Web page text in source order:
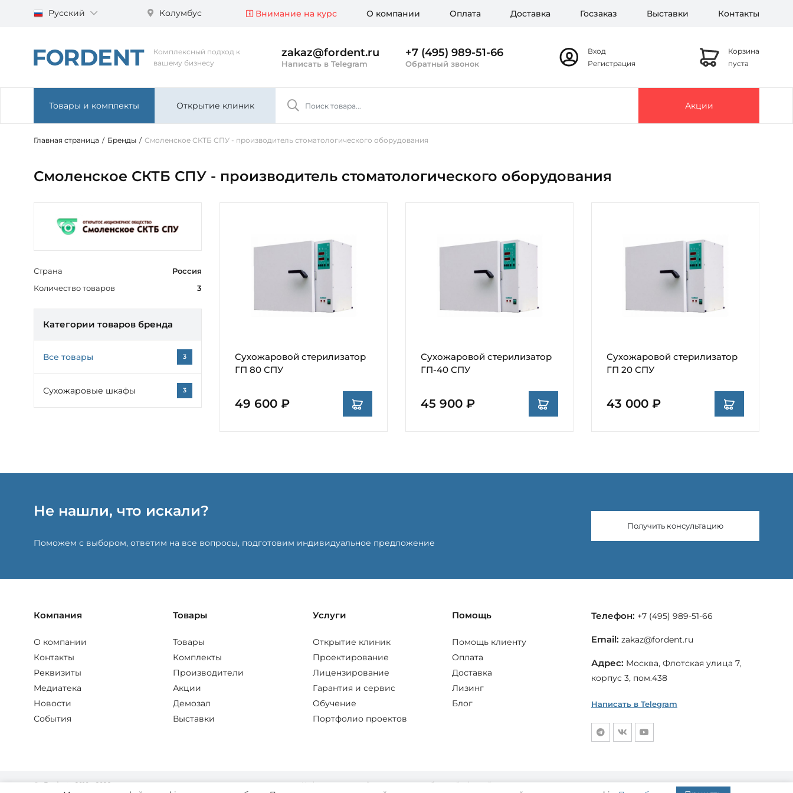
Русский Колумбус Внимание на курс О компании Оплата Доставка Госзаказ Выставки Контакты
Комплексный подход к
вашему бизнесу
zakaz@fordent.ru
Написать в Telegram
+7 (495) 989-51-66
Обратный звонок
Вход
Регистрация
Корзина
пуста
Товары и комплекты Открытие клиник Акции
Главная страница / Бренды / Смоленское СКТБ СПУ - производитель стоматологического оборудования
Смоленское СКТБ СПУ - производитель стоматологического оборудования
Страна
Россия
Количество товаров
3
Категории товаров бренда
Все товары 3
Сухожаровые шкафы 3
Сухожаровой стерилизатор
ГП 80 СПУ
49 600 ₽
Сухожаровой стерилизатор
ГП-40 СПУ
45 900 ₽
Сухожаровой стерилизатор
ГП 20 СПУ
43 000 ₽
Не нашли, что искали?
Поможем с выбором, ответим на все вопросы, подготовим индивидуальное предложение
Получить консультацию
Компания
О компании
Контакты
Реквизиты
Медиатека
Новости
События
Товары
Товары
Комплекты
Производители
Акции
Демозал
Выставки
Услуги
Открытие клиник
Проектирование
Лицензирование
Гарантия и сервис
Обучение
Портфолио проектов
Помощь
Помощь клиенту
Оплата
Доставка
Лизинг
Блог
Телефон: +7 (495) 989-51-66
Email: zakaz@fordent.ru
Адрес: Москва, Флотская улица 7,
корпус 3, пом.438
Написать в Telegram
© «Fordent», 2010—2026
Информация на сайте не является публичной офертой
Пользовательское соглашение